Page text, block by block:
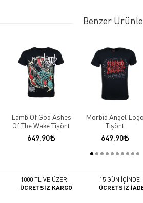
Benzer
Lamb Of God Ashes
Of The Wake Tişört
649,90
Morbid Angel Logo
Tişört
649,90
1000 TL VE ÜZERİ
-ÜCRETSİZ KARGO
15 GÜN İÇİNDE
ÜCRETSİZ